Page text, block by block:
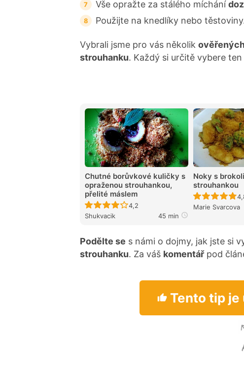
Vše opražte za stálého míchání
Použijte na knedlíky nebo
Vybrali jsme pro vás několik
strouhanku. Každý si určitě vybere
Chutné borůvkové kuličky s
opraženou strouhankou,
přelité máslem
Recept ještě nebyl hodnocen
4,2
Shukvacik
45 min
Noky s
strouhankou
Marie Svarcova
Podělte se s námi o dojmy, jak jste si
strouhanku. Za váš komentářpod
Tento tip